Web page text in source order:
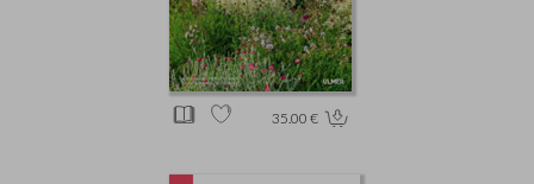
35.00 €